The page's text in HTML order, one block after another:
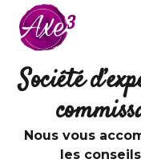
Aller au contenu
Société
Nous vous
les